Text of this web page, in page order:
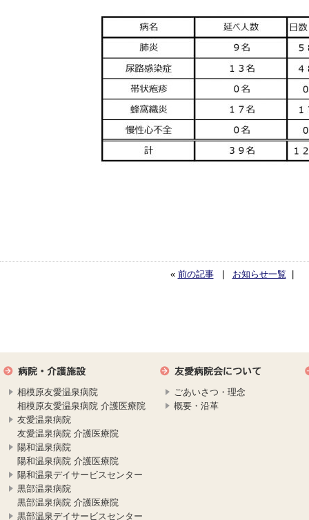
« 前の記事| お知らせ一覧
相模原友愛温泉病院
相模原友愛温泉病院 介護医療院
友愛温泉病院
友愛温泉病院 介護医療院
陽和温泉病院
陽和温泉病院 介護医療院
陽和温泉デイサービスセンター
黒部温泉病院
黒部温泉病院 介護医療院
黒部温泉デイサービスセンター
ごあいさつ・理念
概要・沿革